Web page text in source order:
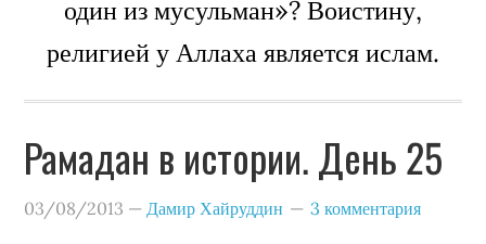
один из мусульман»? Воистину,
религией у Аллаха является ислам.
Рамадан в истории. День 25
03/08/2013 —Дамир Хайруддин 3 комментария